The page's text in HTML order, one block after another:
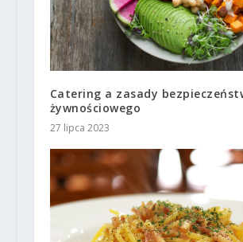
Catering a zasady
żywnościowego
27 lipca 2023